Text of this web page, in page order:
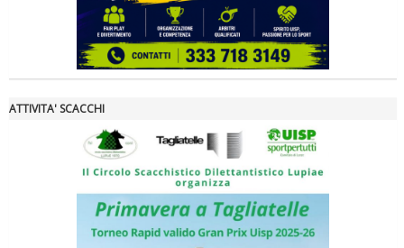
Tiziano Pesce nel Cda di Fondazione Terzjus: prima riunione a
ATTIVITA' SCACCHI